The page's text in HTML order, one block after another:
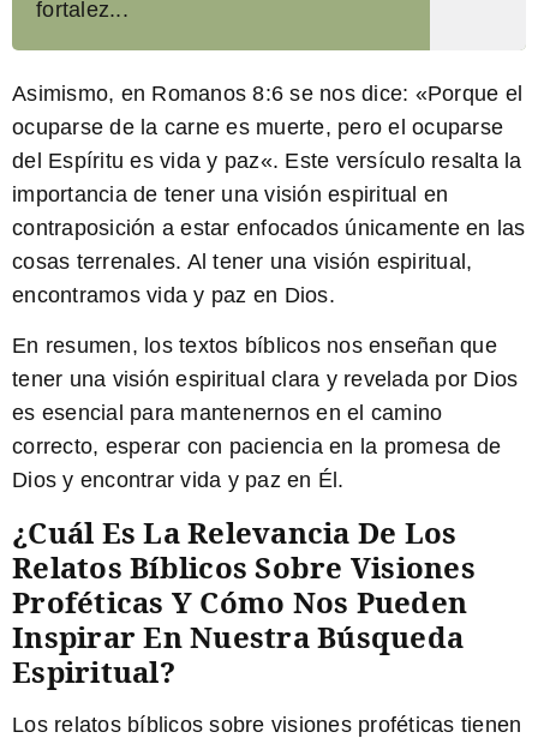
fortalez...
Asimismo, en Romanos 8:6 se nos dice: «Porque el
ocuparse de la carne es muerte, pero el ocuparse
del Espíritu es vida y paz«. Este versículo resalta la
importancia de tener una visión espiritual en
contraposición a estar enfocados únicamente en las
cosas terrenales. Al tener una visión espiritual,
encontramos vida y paz en Dios.
En resumen, los textos bíblicos nos enseñan que
tener una visión espiritual clara y revelada por Dios
es esencial para mantenernos en el camino
correcto, esperar con paciencia en la promesa de
Dios y encontrar vida y paz en Él.
¿Cuál Es La Relevancia De Los
Relatos Bíblicos Sobre Visiones
Proféticas Y Cómo Nos Pueden
Inspirar En Nuestra Búsqueda
Espiritual?
Los relatos bíblicos sobre visiones proféticas tienen